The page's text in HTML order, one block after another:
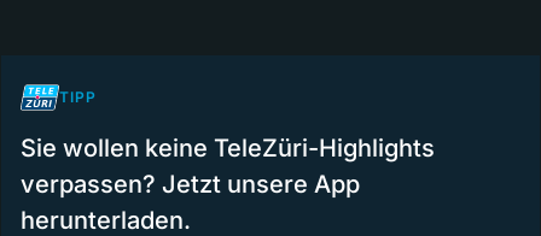
TIPP
Sie wollen keine TeleZüri-Highlights
verpassen? Jetzt unsere App
herunterladen.